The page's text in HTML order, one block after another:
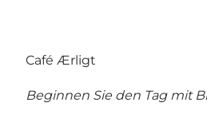
Café Ærligt
Beginnen Sie den Tag mit